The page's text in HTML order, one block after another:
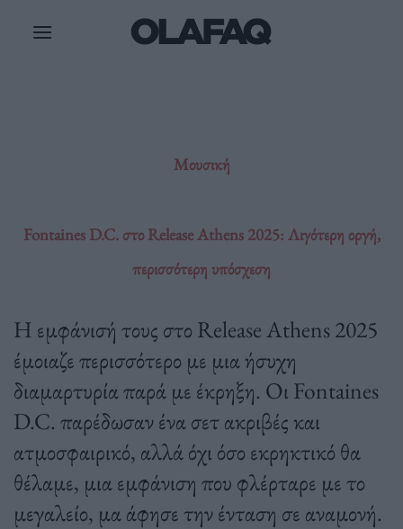
Μουσική
Fontaines D.C. στο Release Athens 2025: Λιγότερη οργή,
περισσότερη υπόσχεση
Η εμφάνισή τους στο Release Athens 2025
έμοιαζε περισσότερο με μια ήσυχη
διαμαρτυρία παρά με έκρηξη. Οι Fontaines
D.C. παρέδωσαν ένα σετ ακριβές και
ατμοσφαιρικό, αλλά όχι όσο εκρηκτικό θα
θέλαμε, μια εμφάνιση που φλέρταρε με το
μεγαλείο, μα άφησε την ένταση σε αναμονή.